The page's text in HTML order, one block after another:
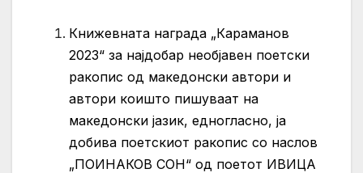
Книжевната награда „Караманов
2023“ за најдобар необјавен поетски
ракопис од македонски автори и
автори коишто пишуваат на
македонски јазик, едногласно, ја
добива поетскиот ракопис со наслов
„ПОИНАКОВ СОН“ од поетот ИВИЦА